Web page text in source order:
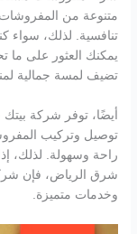
متنوعة من المفروشات
تنافسية. لذلك،
يمكنك العثور على ما
تضيف لمسة جمالية
أيضًا، توفر شركة
توصيل وتركيب
راحة وسهولة. لذلك،
شرق الرياض، فإن
وخدمات متميزة.